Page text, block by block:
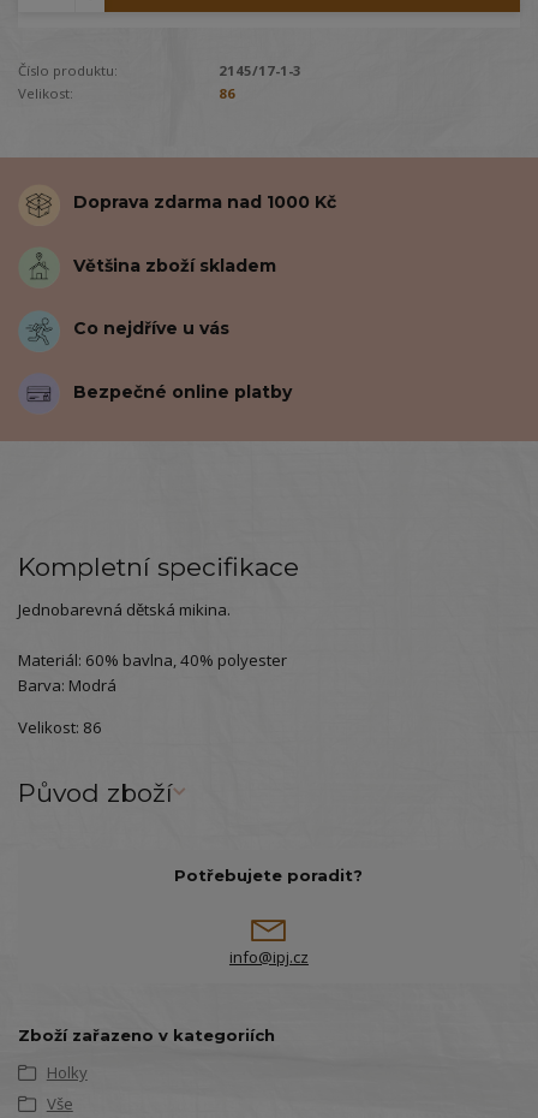
Číslo produktu:
2145/17-1-3
Velikost:
86
Doprava zdarma nad 1000 Kč
Většina zboží skladem
Co nejdříve u vás
Bezpečné online platby
Kompletní specifikace
Jednobarevná dětská mikina.
Materiál: 60% bavlna, 40% polyester
Barva: Modrá
Velikost: 86
Původ zboží
Potřebujete poradit?
info@ipj.cz
Zboží zařazeno v kategoriích
Holky
Vše